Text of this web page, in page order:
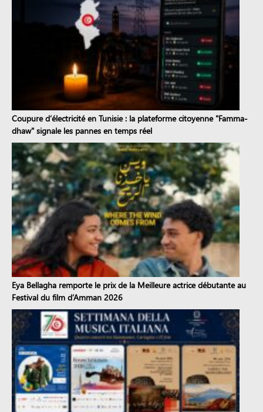
Coupure d’électricité en Tunisie : la plateforme citoyenne "Famma-
dhaw" signale les pannes en temps réel
Eya Bellagha remporte le prix de la Meilleure actrice débutante au
Festival du film d’Amman 2026